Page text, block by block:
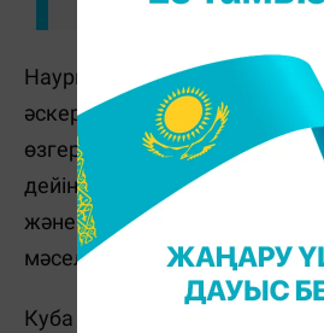
Наурыздың басында
әскери операциядан кейін
өзгерістер күтіп тұрғанын
дейін ол Куба үкіметі
және Ираннан кейін Куба
мәселесі" екенін айтқан.
Куба президенті Мигель